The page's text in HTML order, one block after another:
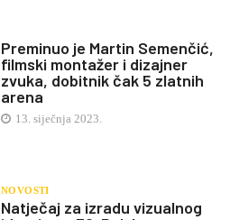
Preminuo je Martin Semenčić,
filmski montažer i dizajner
zvuka, dobitnik čak 5 zlatnih
arena
13. siječnja 2023.
NOVOSTI
Natječaj za izradu vizualnog